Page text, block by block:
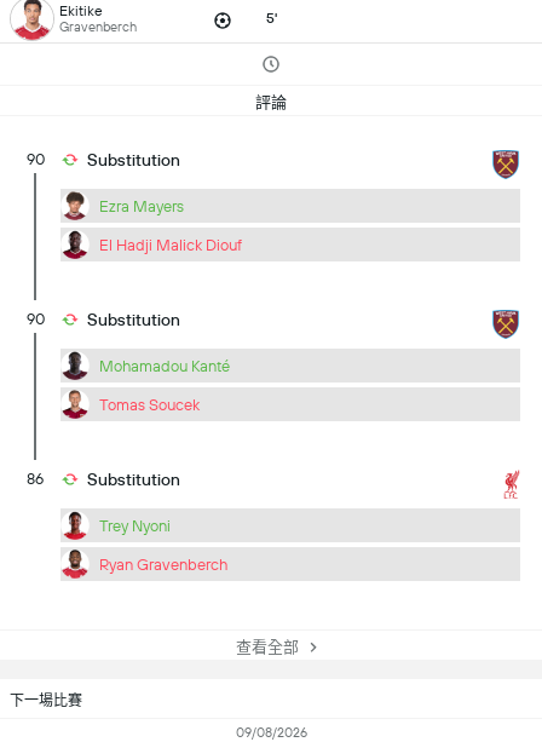
Ekitike
Gravenberch 5'
評論
90 Substitution
Ezra Mayers
El Hadji Malick Diouf
90 Substitution
Mohamadou Kanté
Tomas Soucek
86 Substitution
Trey Nyoni
Ryan Gravenberch
查看全部
下一場比賽
09/08/2026